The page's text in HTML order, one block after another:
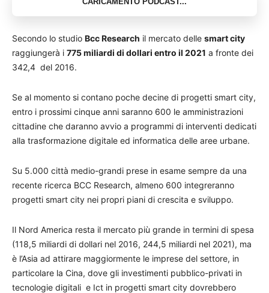
Secondo lo studio Bcc Research il mercato delle smart city
raggiungerà i 775 miliardi di dollari entro il 2021 a fronte dei
342,4 del 2016.
Se al momento si contano poche decine di progetti smart city,
entro i prossimi cinque anni saranno 600 le amministrazioni
cittadine che daranno avvio a programmi di interventi dedicati
alla trasformazione digitale ed informatica delle aree urbane.
Su 5.000 città medio-grandi prese in esame sempre da una
recente ricerca BCC Research, almeno 600 integreranno
progetti smart city nei propri piani di crescita e sviluppo.
Il Nord America resta il mercato più grande in termini di spesa
(118,5 miliardi di dollari nel 2016, 244,5 miliardi nel 2021), ma
è l’Asia ad attirare maggiormente le imprese del settore, in
particolare la Cina, dove gli investimenti pubblico-privati in
tecnologie digitali e Ict in progetti smart city dovrebbero